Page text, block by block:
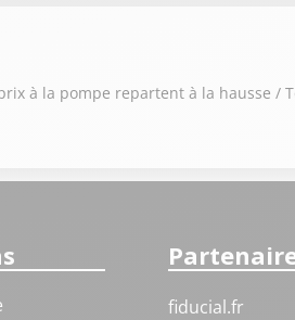
à la pompe repartent à la hausse /
fiducial.fr